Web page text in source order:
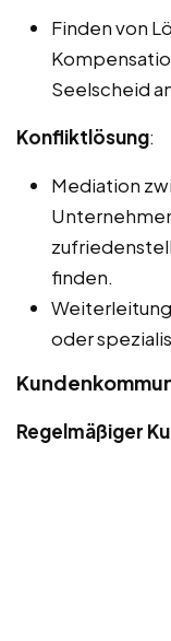
Finden von
Seelscheid
Konfliktlösung:
Mediation
finden.
oder
Regelmäßiger